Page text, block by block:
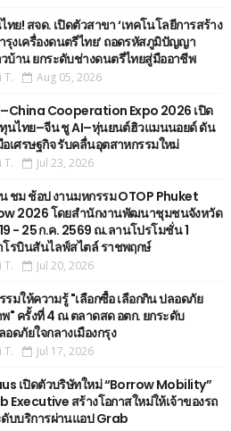
ทย! สจด. เปิดตัวสาขา ‘เทคโนโลยีการสร้าง
งเครื่องดนตรีไทย’ ​ถอดรหัสภูมิปัญญา
บ้าน ยกระดับช่างดนตรีไทยสู่มืออาชีพ
T. Aug 05, 2026
Cooperation Expo 2026 เปิด
ทุนไทย–จีน ชู AI–หุ่นยนต์ฮิวแมนนอยด์ ดัน
เศรษฐกิจ รับคลื่นอุตสาหกรรมใหม่
T. Jul 23, 2026
ชม ช้อป งานมหกรรม OTOP Phuket
2026 โดยสำนักงานพัฒนาชุมชนจังหวัด
- 25 ก.ค. 2569 ณ.ลานโปรโมชั่น 1
รบินสันไลฟ์สไตล์ ราชพฤกษ์
T. Jul 20, 2026
รมให้ความรู้ "เลือกซื้อ เลือกกิน ปลอดภัย
" ครั้งที่ 4 ณ ตลาดสด อตก. ยกระดับ
ดภัยใจกลางเมืองกรุง
T. Jul 17, 2026
เปิดตัวบริษัทใหม่ “Borrow Mobility”
Executive สร้างโอกาสใหม่ให้เจ้าของรถ
บบริการผ่านแอป Grab